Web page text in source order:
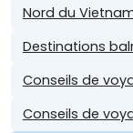
Nord du
Destinations
Conseils de
Conseils de